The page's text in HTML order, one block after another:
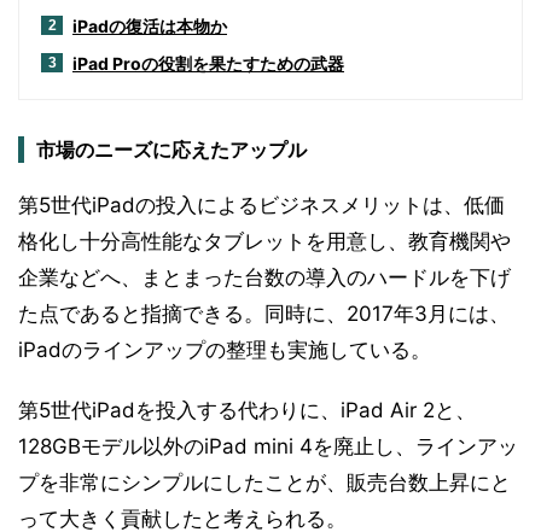
2 iPadの復活は本物か
3 iPad Proの役割を果たすための武器
市場のニーズに応えたアップル
第5世代iPadの投入によるビジネスメリットは、低価
格化し十分高性能なタブレットを用意し、教育機関や
企業などへ、まとまった台数の導入のハードルを下げ
た点であると指摘できる。同時に、2017年3月には、
iPadのラインアップの整理も実施している。
第5世代iPadを投入する代わりに、iPad Air 2と、
128GBモデル以外のiPad mini 4を廃止し、ラインアッ
プを非常にシンプルにしたことが、販売台数上昇にと
って大きく貢献したと考えられる。